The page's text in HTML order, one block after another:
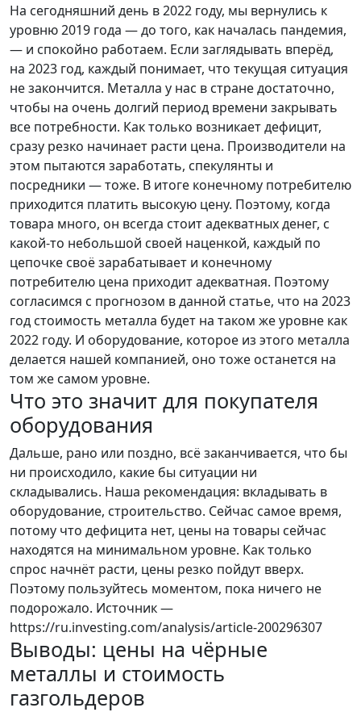
На сегодняшний день в 2022 году, мы вернулись к
уровню 2019 года — до того, как началась пандемия,
— и спокойно работаем. Если заглядывать вперёд,
на 2023 год, каждый понимает, что текущая ситуация
не закончится. Металла у нас в стране достаточно,
чтобы на очень долгий период времени закрывать
все потребности. Как только возникает дефицит,
сразу резко начинает расти цена. Производители на
этом пытаются заработать, спекулянты и
посредники — тоже. В итоге конечному потребителю
приходится платить высокую цену. Поэтому, когда
товара много, он всегда стоит адекватных денег, с
какой-то небольшой своей наценкой, каждый по
цепочке своё зарабатывает и конечному
потребителю цена приходит адекватная. Поэтому
согласимся с прогнозом в данной статье, что на 2023
год стоимость металла будет на таком же уровне как
2022 году. И оборудование, которое из этого металла
делается нашей компанией, оно тоже останется на
том же самом уровне.
Что это значит для покупателя
оборудования
Дальше, рано или поздно, всё заканчивается, что бы
ни происходило, какие бы ситуации ни
складывались. Наша рекомендация: вкладывать в
оборудование, строительство. Сейчас самое время,
потому что дефицита нет, цены на товары сейчас
находятся на минимальном уровне. Как только
спрос начнёт расти, цены резко пойдут вверх.
Поэтому пользуйтесь моментом, пока ничего не
подорожало. Источник —
https://ru.investing.com/analysis/article-200296307
Выводы: цены на чёрные
металлы и стоимость
газгольдеров